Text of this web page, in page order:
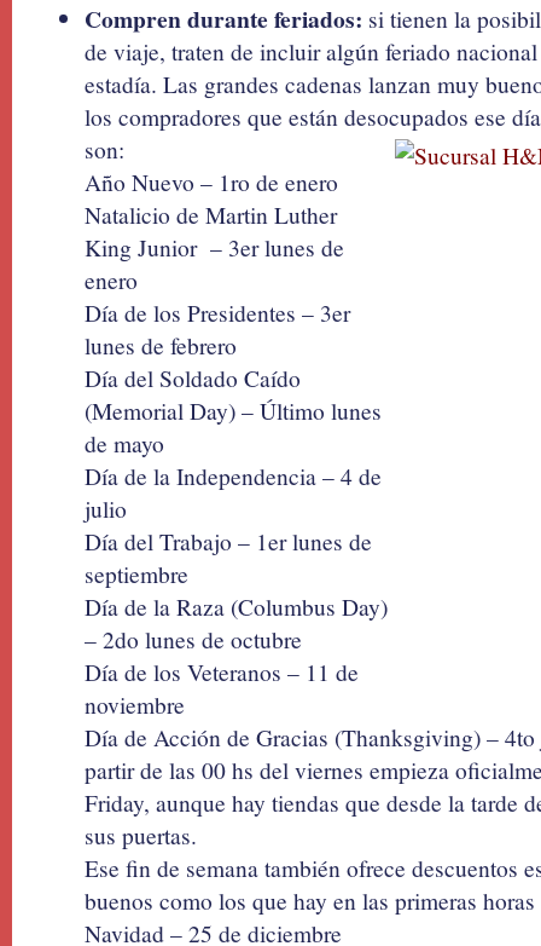
Compren durante feriados: si tienen la
de viaje, traten de incluir algún feriado
estadía. Las grandes cadenas lanzan muy
los compradores que están desocupados ese
son:
Año Nuevo – 1ro de enero
Natalicio de Martin Luther
King Junior – 3er lunes de
enero
Día de los Presidentes – 3er
lunes de febrero
Día del Soldado Caído
(Memorial Day) – Último lunes
de mayo
Día de la Independencia – 4 de
julio
Día del Trabajo – 1er lunes de
septiembre
Día de la Raza (Columbus Day)
– 2do lunes de octubre
Día de los Veteranos – 11 de
noviembre
Día de Acción de Gracias (Thanksgiving) –
partir de las 00 hs del viernes empieza
Friday, aunque hay tiendas que desde la tarde
sus puertas.
Ese fin de semana también ofrece descuentos
buenos como los que hay en las primeras
Navidad – 25 de diciembre